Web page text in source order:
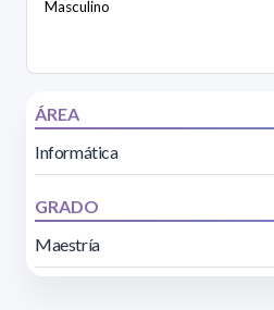
Masculino
ÁREA
Informática
GRADO
Maestría